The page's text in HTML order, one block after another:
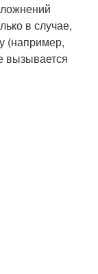
в случае,
(например,
вызывается